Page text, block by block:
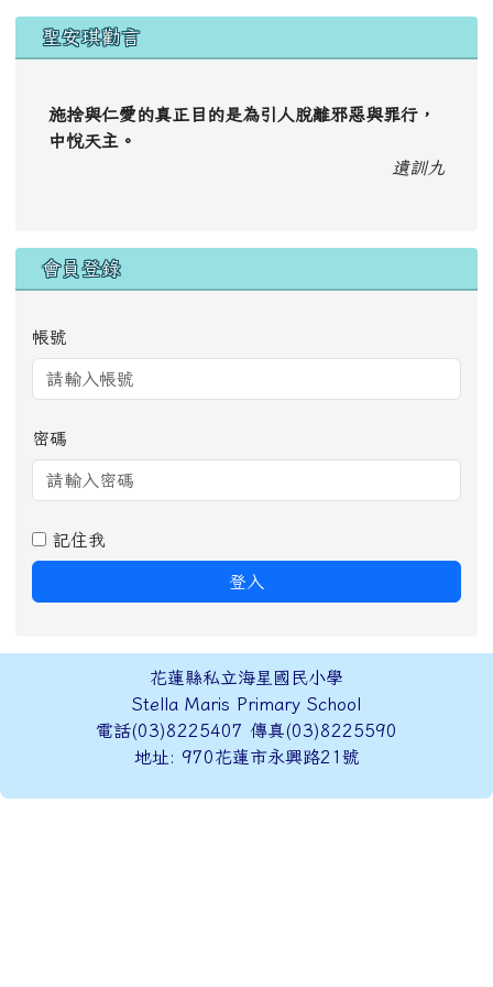
聖安琪勸言
施捨與仁愛的真正目的是為引人脫離邪惡與罪行，
中悅天主。
遺訓九
會員登錄
帳號
密碼
記住我
登入
頁尾區域內容花蓮縣私立海星國民小學
Stella Maris Primary School
電話(03)8225407 傳真(03)8225590
地址: 970花蓮市永興路21號